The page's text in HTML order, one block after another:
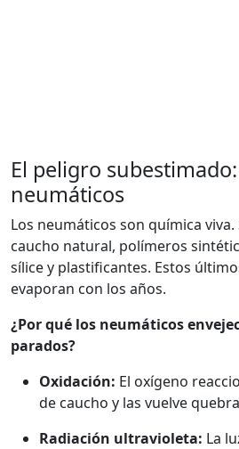
El peligro
neumáticos
Los neumáticos son química
caucho natural, polímeros
sílice y plastificantes. Estos
evaporan con los años.
¿Por qué los neumáticos
parados?
Oxidación: El oxígeno
de caucho y las vuelve
Radiación ultravioleta: La